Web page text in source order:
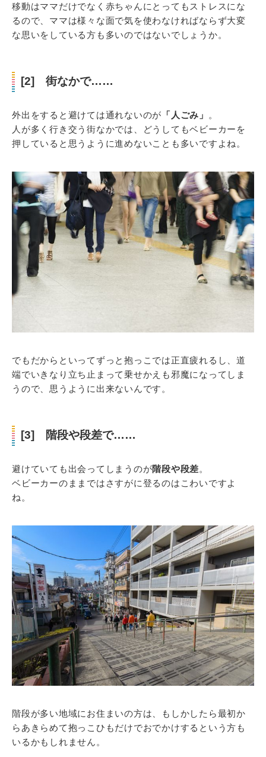
移動はママだけでなく赤ちゃんにとってもストレスにな
るので、ママは様々な面で気を使わなければならず大変
な思いをしている方も多いのではないでしょうか。
[2] 街なかで……
外出をすると避けては通れないのが 「人ごみ」
。
人が多く行き交う街なかでは、どうしてもベビーカーを
押していると思うように進めないことも多いですよね。
でもだからといってずっと抱っこでは正直疲れるし、道
端でいきなり立ち止まって乗せかえも邪魔になってしま
うので、思うように出来ないんです。
[3] 階段や段差で……
避けていても出会ってしまうのが階段や段差。
ベビーカーのままではさすがに登るのはこわいですよ
ね。
階段が多い地域にお住まいの方は、もしかしたら最初か
らあきらめて抱っこひもだけでおでかけするという方も
いるかもしれません。